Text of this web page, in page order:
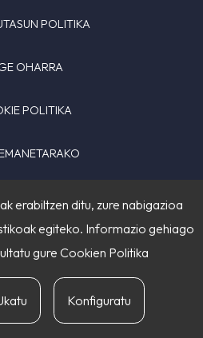
POLITIKA
OHARRA
POLITIKA
erabiltzen ditu, zure nabigazioa
egiteko. Informazio gehiago
gure Cookien Politika
Konfiguratu